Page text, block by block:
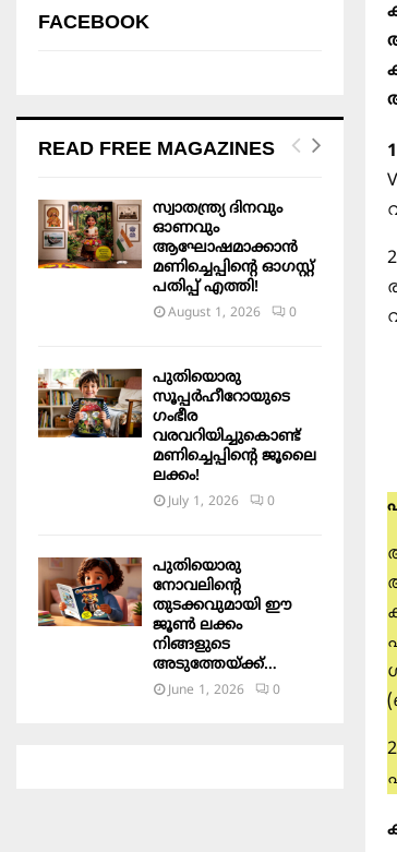
FACEBOOK
READ FREE MAGAZINES
സ്വാതന്ത്ര്യ ദിനവും
ഓണവും
ആഘോഷമാക്കാൻ
മണിച്ചെപ്പിന്റെ ഓഗസ്റ്റ്
പതിപ്പ് എത്തി!
August 1, 2026 0
പുതിയൊരു
സൂപ്പർഹീറോയുടെ
ഗംഭീര
വരവറിയിച്ചുകൊണ്ട്
മണിച്ചെപ്പിന്റെ ജൂലൈ
ലക്കം!
July 1, 2026 0
പുതിയൊരു
നോവലിന്റെ
തുടക്കവുമായി ഈ
ജൂൺ ലക്കം
നിങ്ങളുടെ
അടുത്തേയ്ക്ക്…
June 1, 2026 0